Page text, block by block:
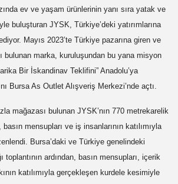
ev ve yaşam ürünlerinin yanı sıra yatak ve
buluşturan JYSK, Türkiye’deki yatırımlarına
Mayıs 2023’te Türkiye pazarına giren ve
bulunan marka, kuruluşundan bu yana misyon
Bir İskandinav Teklifini” Anadolu’ya
Bursa As Outlet Alışveriş Merkezi’nde açtı.
mağazası bulunan JYSK’nın 770 metrekarelik
mensupları ve iş insanlarının katılımıyla
Bursa’daki ve Türkiye genelindeki
toplantının ardından, basın mensupları, içerik
katılımıyla gerçekleşen kurdele kesimiyle